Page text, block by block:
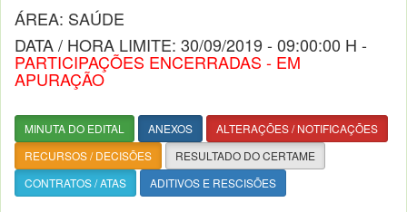
ÁREA: SAÚDE
DATA / HORA LIMITE: 30/09/2019 - 09:00:00 H -
PARTICIPAÇÕES ENCERRADAS - EM
APURAÇÃO
MINUTA DO EDITAL ANEXOS
ALTERAÇÕES / NOTIFICAÇÕES
RECURSOS / DECISÕES
RESULTADO DO CERTAME
CONTRATOS / ATAS
ADITIVOS E RESCISÕES